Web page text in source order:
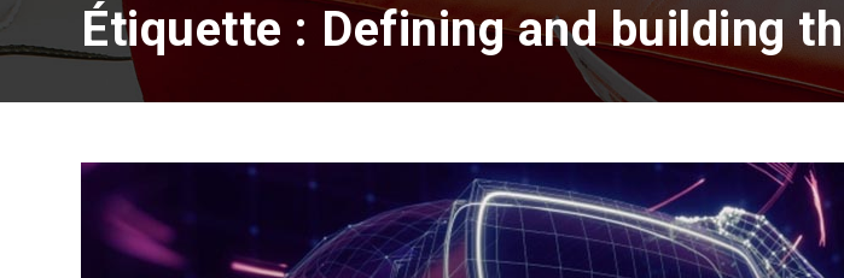
Étiquette : Defining and building